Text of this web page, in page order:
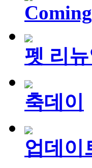
펫 리
축데이
업데이